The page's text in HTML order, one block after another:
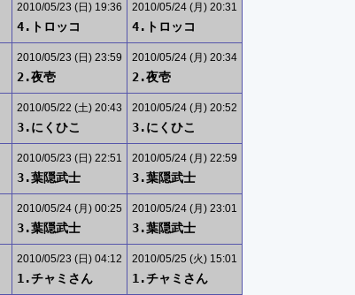
2010/05/23 (日) 19:36
4.トロッコ
2010/05/24 (月) 20:31
4.トロッコ
2010/05/23 (日) 23:59
2.夜壱
2010/05/24 (月) 20:34
2.夜壱
2010/05/22 (土) 20:43
3.にくひこ
2010/05/24 (月) 20:52
3.にくひこ
2010/05/23 (日) 22:51
3.葉隠武士
2010/05/24 (月) 22:59
3.葉隠武士
2010/05/24 (月) 00:25
3.葉隠武士
2010/05/24 (月) 23:01
3.葉隠武士
2010/05/23 (日) 04:12
1.チャミさん
2010/05/25 (火) 15:01
1.チャミさん